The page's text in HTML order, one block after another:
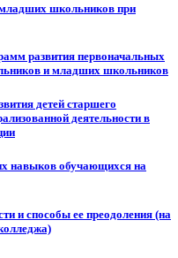
младших школьников при
развития первоначальных
и младших школьников
детей старшего
деятельности в
навыков обучающихся на
и способы ее преодоления (на